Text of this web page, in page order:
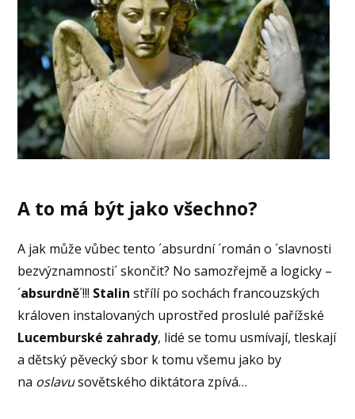
A to má být jako všechno?
A jak může vůbec tento ´absurdní ´román o ´slavnosti
bezvýznamnosti´ skončit? No samozřejmě a logicky –
´absurdně´!!! Stalin střílí po sochách francouzských
královen instalovaných uprostřed proslulé pařížské
Lucemburské zahrady, lidé se tomu usmívají, tleskají
a dětský pěvecký sbor k tomu všemu jako by
na oslavusovětského diktátora zpívá…